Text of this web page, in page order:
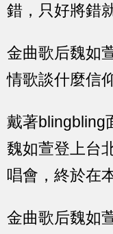
錯，只好將錯
金曲歌后魏如
情歌談什麼信
戴著blingbling
魏如萱登上台
唱會，終於在
金曲歌后魏如